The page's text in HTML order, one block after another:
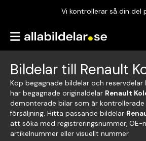
Vi kontrollerar så din del
Garanterad passform
Bildelar till Renault
Köp begagnade bildelar och reservdelar
har begagnade originaldelar Renault
demonterade bilar som är kontrollerade
försäljning. Hitta passande bildelar
att söka med registreringsnummer, OE-
artikelnummer eller visuellt nummer.